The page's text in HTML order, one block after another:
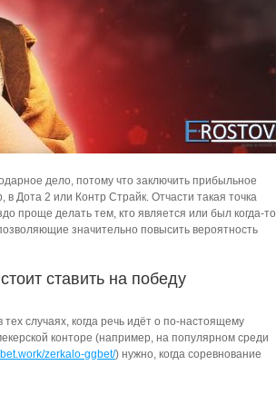
дело, потому что заключить прибыльное
Дота 2 или Контр Страйк. Отчасти такая точка
проще делать тем, кто является или был когда-то
значительно повысить вероятность
ставить на победу
тех случаях, когда речь идёт о по-настоящему
конторе (например, на популярном среди
zerkalo-ggbet/) нужно, когда соревнование